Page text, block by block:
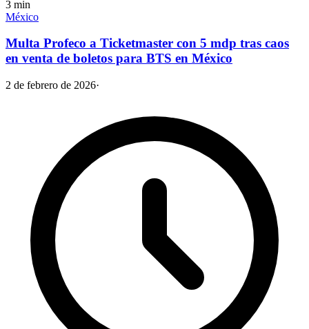
3 min
México
Multa Profeco a Ticketmaster con 5 mdp tras caos
en venta de boletos para BTS en México
2 de febrero de 2026·